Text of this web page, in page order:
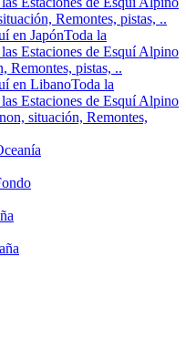
Remontes, pistas, ..
en JapónToda la
Estaciones de Esquí Alpino
Remontes, pistas, ..
en LibanoToda la
Estaciones de Esquí Alpino
situación, Remontes,